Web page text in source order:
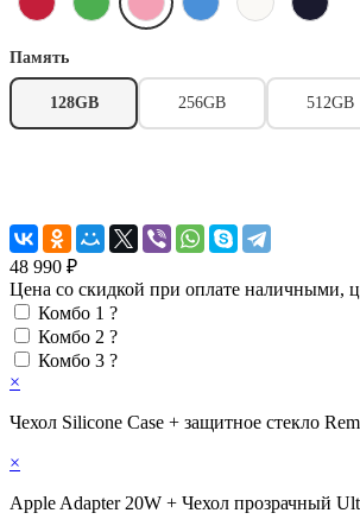
Память
128GB 256GB 512GB
48 990 ₽
Цена со скидкой при оплате наличными,
Комбо 1 ?
Комбо 2 ?
Комбо 3 ?
×
Чехол Silicone Case + защитное стекло
×
Apple Adapter 20W + Чехол прозрачный